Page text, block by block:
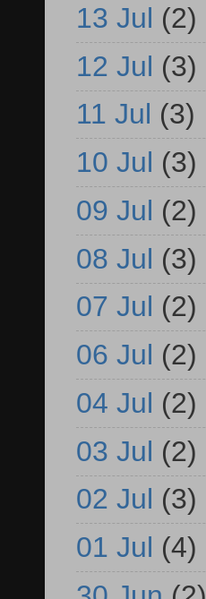
13 Jul (2)
12 Jul (3)
11 Jul (3)
10 Jul (3)
09 Jul (2)
08 Jul (3)
07 Jul (2)
06 Jul (2)
04 Jul (2)
03 Jul (2)
02 Jul (3)
01 Jul (4)